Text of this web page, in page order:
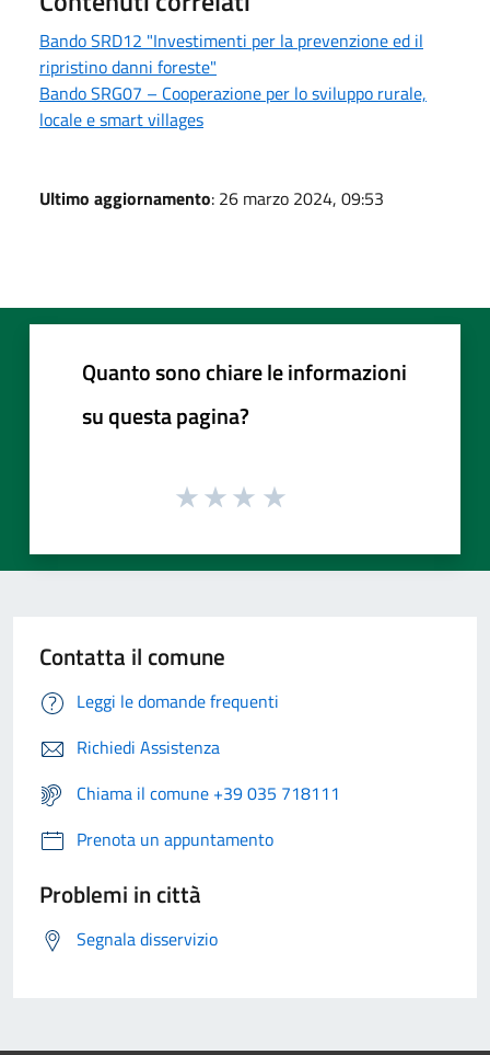
Bando SRD12 "Investimenti per la prevenzione ed il
ripristino danni foreste"
Bando SRG07 – Cooperazione per lo sviluppo rurale,
locale e smart villages
Ultimo aggiornamento: 26 marzo 2024, 09:53
Quanto sono chiare le informazioni
su questa pagina?
Contatta il comune
Leggi le domande frequenti
Richiedi Assistenza
Chiama il comune +39 035 718111
Prenota un appuntamento
Problemi in città
Segnala disservizio